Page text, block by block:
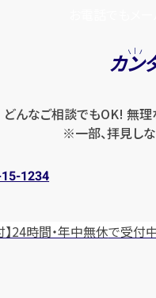
カン
どんなご相談でもOK! 無理
※一部、拝見し
1234
】24時間・年中無休で受付